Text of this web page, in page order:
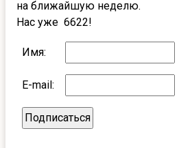
на ближайшую неделю.
Нас уже 6622!
Имя:
E-mail: